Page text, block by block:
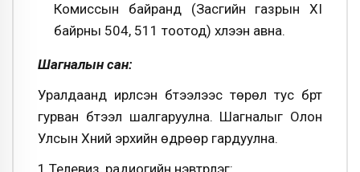
Комиссын байранд (Засгийн газрын XI
байрны 504, 511 тоотод) хүлээн авна.
Шагналын сан:
Уралдаанд ирүүлсэн бүтээлээс төрөл тус бүрт
гурван бүтээл шалгаруулна. Шагналыг Олон
Улсын Хүний эрхийн өдрөөр гардуулна.
1.Телевиз, радиогийн нэвтрүүлэг: